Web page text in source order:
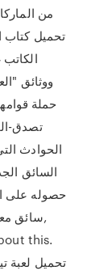
من
ووثائق
حملة
تصدق-
الحوادث
السائق
حصوله على